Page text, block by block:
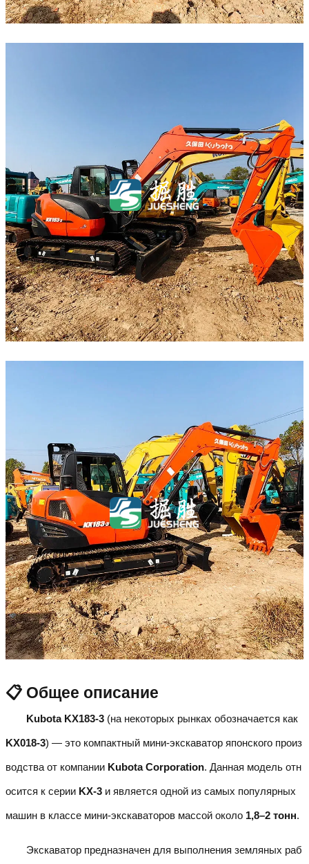
📋 Общее описание
Kubota KX183-3 (на некоторых рынках обозначается как
KX018-3) — это компактный мини-экскаватор японского произ
водства от компании Kubota Corporation. Данная модель отн
осится к серии KX-3 и является одной из самых популярных
машин в классе мини-экскаваторов массой около 1,8–2 тонн.
Экскаватор предназначен для выполнения земляных раб